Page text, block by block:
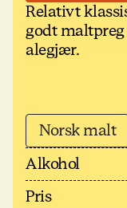
Relativt
godt
alegjær.
Norsk malt
Alkohol
Pris